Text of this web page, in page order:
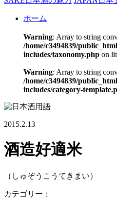
ホーム
Warning: Array to string
/home/c3494839/
includes/taxonomy.php on
Warning: Array to string
/home/c3494839/
includes/category-
2015.2.13
酒造好適米
（しゅぞうこうてきまい）
カテゴリー：